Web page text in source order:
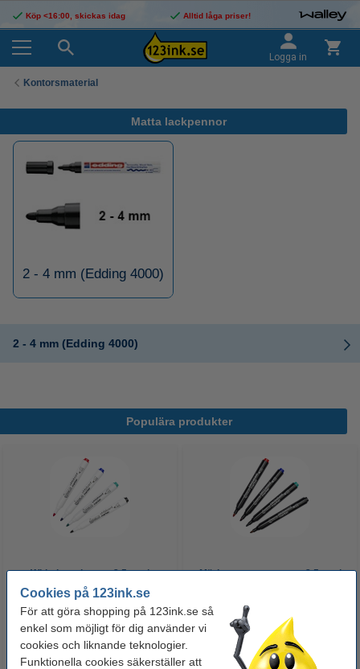
Cookies på 123ink.se
För att göra shopping på 123ink.se så
enkel som möjligt för dig använder vi
cookies och liknande teknologier.
Funktionella cookies säkerställer att
Köp <16:00, skickas idag Alltid låga priser!
Logga in
Kontorsmaterial
Matta lackpennor
2 - 4 mm (Edding 4000)
2 - 4 mm (Edding 4000)
Populära produkter
Whiteboardpenna 2.5mm |
123ink | sorterade färger | 4st
60 kr Inkl. 25% Moms
Märkpenna permanent 2.5mm |
50 kr Inkl. 25% Moms